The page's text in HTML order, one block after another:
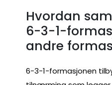
Hvordan
6-3-1-
andre
6-3-1-formasjonen